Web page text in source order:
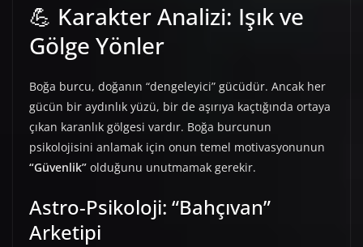
💪 Karakter Analizi: Işık ve
Gölge Yönler
Boğa burcu, doğanın “dengeleyici” gücüdür. Ancak her
gücün bir aydınlık yüzü, bir de aşırıya kaçtığında ortaya
çıkan karanlık gölgesi vardır. Boğa burcunun
psikolojisini anlamak için onun temel motivasyonunun
“Güvenlik” olduğunu unutmamak gerekir.
Astro-Psikoloji: “Bahçıvan”
Arketipi